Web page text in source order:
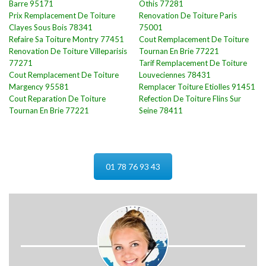
Barre 95171
Prix Remplacement De Toiture
Clayes Sous Bois 78341
Refaire Sa Toiture Montry 77451
Renovation De Toiture Villeparisis
77271
Cout Remplacement De Toiture
Margency 95581
Cout Reparation De Toiture
Tournan En Brie 77221
Othis 77281
Renovation De Toiture Paris
75001
Cout Remplacement De Toiture
Tournan En Brie 77221
Tarif Remplacement De Toiture
Louveciennes 78431
Remplacer Toiture Etiolles 91451
Refection De Toiture Flins Sur
Seine 78411
01 78 76 93 43